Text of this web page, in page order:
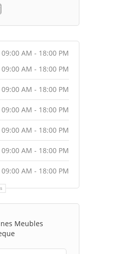
09:00 AM - 18:00 PM
09:00 AM - 18:00 PM
09:00 AM - 18:00 PM
09:00 AM - 18:00 PM
09:00 AM - 18:00 PM
09:00 AM - 18:00 PM
09:00 AM - 18:00 PM
Meubles